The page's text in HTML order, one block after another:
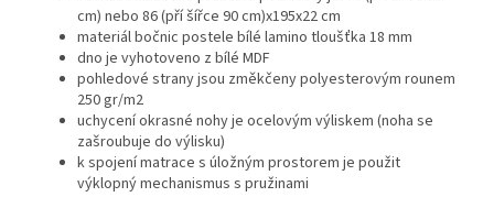
cm) nebo 86 (pří šířce 90 cm)x195x22 cm
materiál bočnic postele bílé lamino tloušťka 18 mm
dno je vyhotoveno z bílé MDF
pohledové strany jsou změkčeny polyesterovým rounem
250 gr/m2
uchycení okrasné nohy je ocelovým výliskem (noha se
zašroubuje do výlisku)
k spojení matrace s úložným prostorem je použit
výklopný mechanismus s pružinami